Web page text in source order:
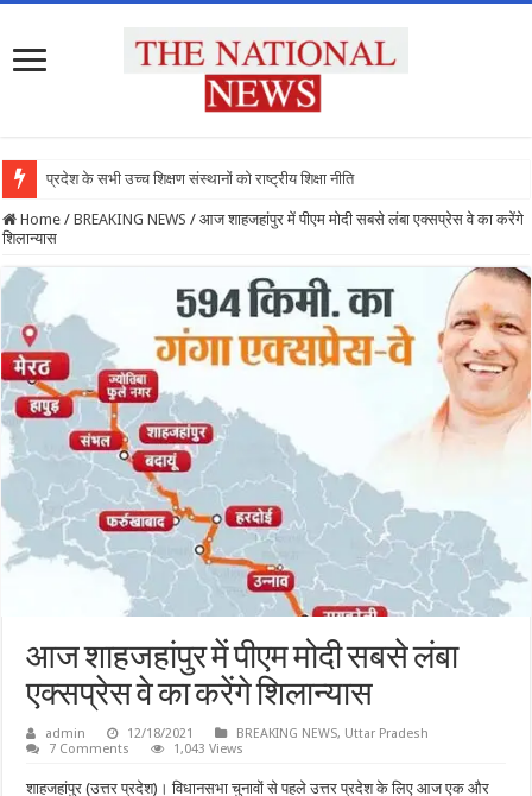
प्रदेश के सभी उच्च शिक्षण संस्थानों को राष्ट्रीय शिक्षा नीति के अनुरूप मॉ
Home / BREAKING NEWS / आज शाहजहांपुर में पीएम मोदी सबसे लंबा एक्सप्रेस वे का करेंगे
शिलान्यास
आज शाहजहांपुर में पीएम मोदी सबसे लंबा
एक्सप्रेस वे का करेंगे शिलान्यास
admin 12/18/2021 BREAKING NEWS, Uttar Pradesh
7 Comments
1,043 Views
शाहजहांपुर (उत्तर प्रदेश)। विधानसभा चुनावों से पहले उत्तर प्रदेश के लिए आज एक और